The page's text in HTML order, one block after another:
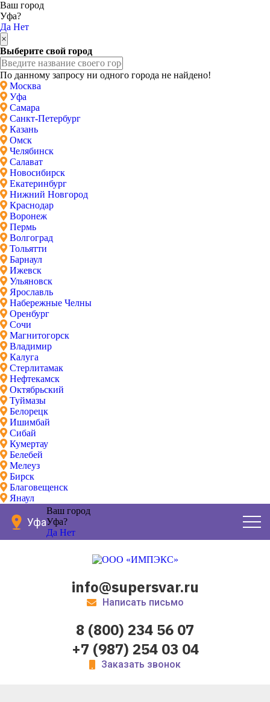
Ваш город
Уфа?
Да Нет
×
Выберите свой город
По данному запросу ни одного города не найдено!
Москва
Уфа
Самара
Санкт-Петербург
Казань
Омск
Челябинск
Салават
Новосибирск
Екатеринбург
Нижний Новгород
Краснодар
Воронеж
Пермь
Волгоград
Тольятти
Барнаул
Ижевск
Ульяновск
Ярославль
Набережные Челны
Оренбург
Сочи
Магнитогорск
Владимир
Калуга
Стерлитамак
Нефтекамск
Октябрьский
Туймазы
Белорецк
Ишимбай
Сибай
Кумертау
Белебей
Мелеуз
Бирск
Благовещенск
Янаул
Уфа
Ваш город
Уфа?
Да Нет
info@supersvar.ru
Написать письмо
8 (800) 234 56 07
+7 (987) 254 03 04
Заказать звонок